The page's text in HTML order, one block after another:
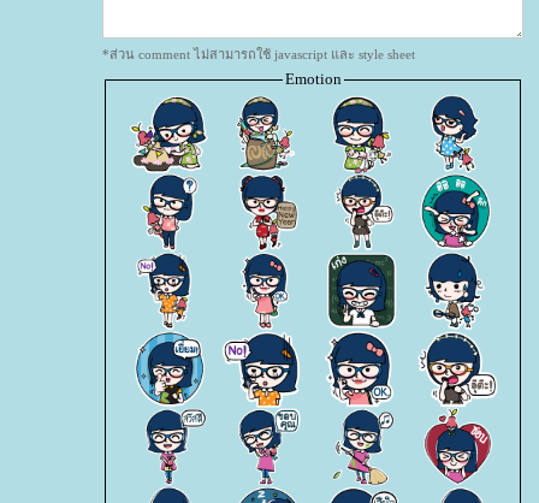
*ส่วน comment ไม่สามารถใช้ javascript และ style sheet
Emotion